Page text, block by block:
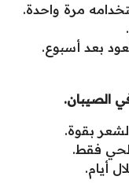
مرة واحدة.
بعد أسبوع.
الصيبان.
بقوة.
فقط.
أيام.